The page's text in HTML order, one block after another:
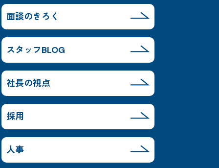
面談のきろく
スタッフBLOG
社長の視点
採用
人事